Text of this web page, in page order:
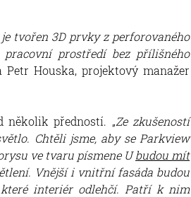
tvořen 3D prvky z perforovaného
prostředí bez přílišného
Petr Houska, projektový manažer
několik předností. „Ze zkušeností
Chtěli jsme, aby se Parkview
ve tvaru písmene Ubudou mít
Vnější i vnitřní fasáda budou
interiér odlehčí. Patří k nim